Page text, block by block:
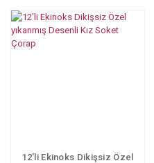
12'li Ekinoks Dikişsiz Özel